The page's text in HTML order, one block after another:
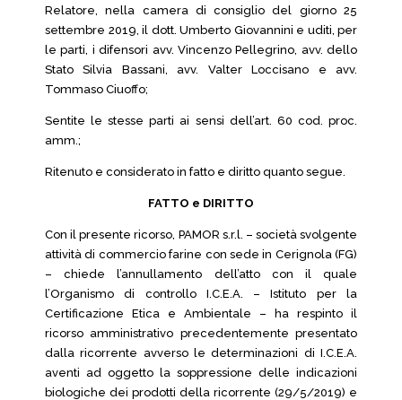
Relatore, nella camera di consiglio del giorno 25
settembre 2019, il dott. Umberto Giovannini e uditi, per
le parti, i difensori avv. Vincenzo Pellegrino, avv. dello
Stato Silvia Bassani, avv. Valter Loccisano e avv.
Tommaso Ciuoffo;
Sentite le stesse parti ai sensi dell’art. 60 cod. proc.
amm.;
Ritenuto e considerato in fatto e diritto quanto segue.
FATTO e DIRITTO
Con il presente ricorso, PAMOR s.r.l. – società svolgente
attività di commercio farine con sede in Cerignola (FG)
– chiede l’annullamento dell’atto con il quale
l’Organismo di controllo I.C.E.A. – Istituto per la
Certificazione Etica e Ambientale – ha respinto il
ricorso amministrativo precedentemente presentato
dalla ricorrente avverso le determinazioni di I.C.E.A.
aventi ad oggetto la soppressione delle indicazioni
biologiche dei prodotti della ricorrente (29/5/2019) e